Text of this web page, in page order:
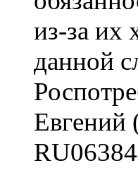
из-за их
данной
Евгений